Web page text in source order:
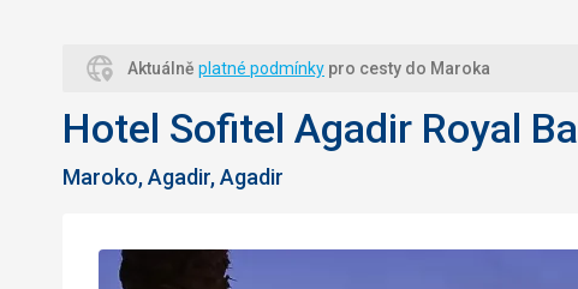
Aktuálně platné podmínky pro cesty do Maroka
Hotel Sofitel Agadir Royal
Maroko, Agadir, Agadir